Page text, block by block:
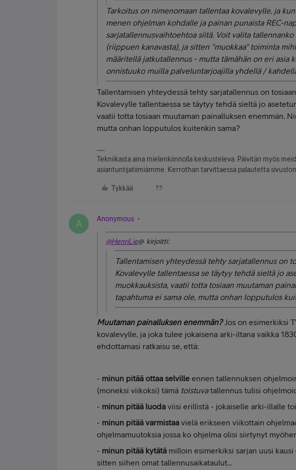
Tarkoitus on nimenomaan tallentaa kovalevylle, ja
menen ohjelman kohdalle ja painan punaista REC-
sarjatallennusvaihtoehtoa siitä. Voit valita
(riippuen kanavasta), ja sitten "muokkaa" toiminta
määritellä jatkutallennus - mutta tämähän on eri asia
onnistuuko muilla palveluntarjoajilla yhdellä /
Tallentamisen yhteydessä tehty sarjatallennus on
Kovalevylle tallentaessa se täytyy tehdä sieltä jo
vaatii totta tosiaan muutaman painalluksen enemmän.
mutta onhan lopputulos kuitenkin sama?
Tekniikasta aina mielenkiinnolla keskusteleva. Päivitän myös
asiantuntijatiimiämme. Kerrothan tarvittaessa palautetta
Tykkää
A Anonymous
@HenriLie@ kirjoitti:
Tallentamisen yhteydessä tehty sarjatallennus on
Kovalevylle tallentaessa se täytyy tehdä sieltä jo
muokkauksista, vaatii totta tosiaan muutaman
tapahtuma ei sama ole, mutta onhan lopputulos
Muutaman painalluksen enemmän?Jos on esimerkiksi
kovalevylle, ja joka tulee jokaisena arki-iltana vaikka
ehdottamasi ratkaisu se, että:
- minun pitää ottaa selville ennen tallennuksen
(moneksi viikoksi) tämä toistuvatallennus tulisi
- minun pitää luoda viisi erillistä - jokaiselle arki-illalle
- minun pitää varmistaa vielä erikseen viikottain
ohjelmamuutoksia jossa ko ohjelma olisi siirtynyt
- minun pitää kytätä milloin esimerkiksi sarjan uusi
sitten siihen omat tallennusaikataulut...